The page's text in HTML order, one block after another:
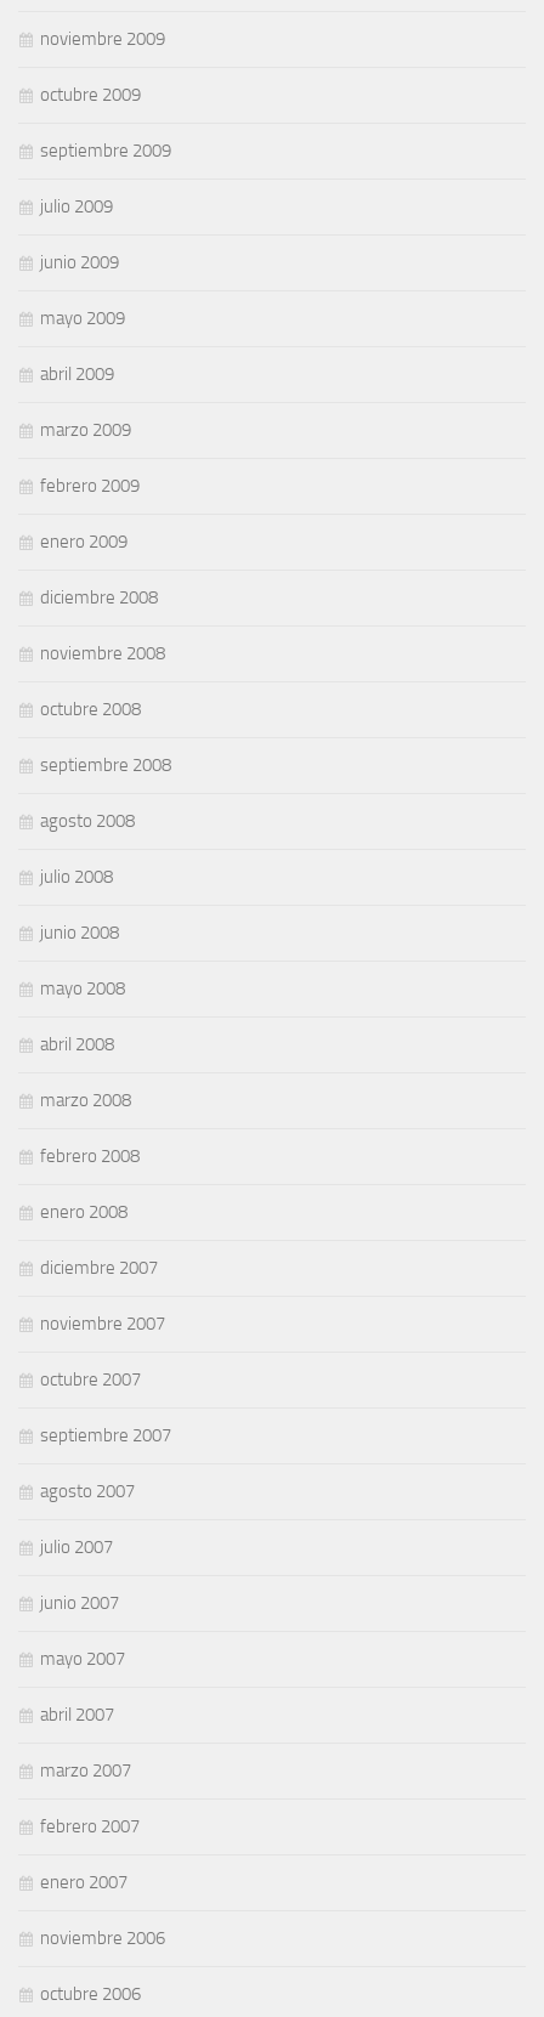
noviembre 2009
octubre 2009
septiembre 2009
julio 2009
junio 2009
mayo 2009
abril 2009
marzo 2009
febrero 2009
enero 2009
diciembre 2008
noviembre 2008
octubre 2008
septiembre 2008
agosto 2008
julio 2008
junio 2008
mayo 2008
abril 2008
marzo 2008
febrero 2008
enero 2008
diciembre 2007
noviembre 2007
octubre 2007
septiembre 2007
agosto 2007
julio 2007
junio 2007
mayo 2007
abril 2007
marzo 2007
febrero 2007
enero 2007
noviembre 2006
octubre 2006